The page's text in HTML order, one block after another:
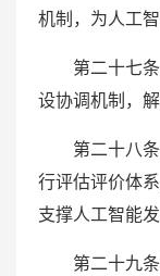
机制，为人工
第二十七条
设协调机制，
第二十八条
行评估评价体
支撑人工智能
第二十九条